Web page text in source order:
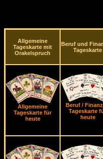
Allgemeine
Tageskarte mit
Orakelspruch
Beruf und
Tageskarte
Allgemeine
Tageskarte für
heute
Beruf /
Tageskarte
heute